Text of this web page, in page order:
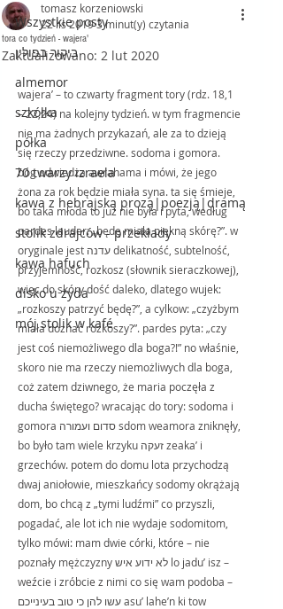
Wszystkie posty
ביקור בפולין
almemor
szkółka
półka
70 twarzy izraela
kawa z hebrajską prozą|poezją|dramą
stolik zdrajców - przekłady
kawa hafuch
disko u żyda
mój stolik w kafé
tora co tydzień - wajera'
tomasz korzeniowski
22 lis 20193 minut(y) czytania
Zaktualizowano: 2 lut 2020
wajera’ – to czwarty fragment tory (rdz. 18,1
– 22,24) na kolejny tydzień. w tym fragmencie
nie ma żadnych przykazań, ale za to dzieją
się rzeczy przedziwne. sodoma i gomora.
bóg odwiedza awrahama i mówi, że jego
żona za rok będzie miała syna. ta się śmieje,
bo taka młoda to już nie była i pyta, według
pardes lauder: „będę miała piękną skórę?”. w
oryginale jest עדנה delikatność, subtelność,
przyjemność, rozkosz (słownik sieraczkowej),
więc do skóry dość daleko, dlatego wujek:
„rozkoszy patrzyć będę?”, a cylkow: „czyżbym
miała doznać rozkoszy?”. pardes pyta: „czy
jest coś niemożliwego dla boga?!” no właśnie,
skoro nie ma rzeczy niemożliwych dla boga,
coż zatem dziwnego, że maria poczęła z
ducha świętego? wracając do tory: sodoma i
gomora סדום ועמורה sdom weamora zniknęły,
bo było tam wiele krzyku זעקה zeaka’ i
grzechów. potem do domu lota przychodzą
dwaj aniołowie, mieszkańcy sodomy okrążają
dom, bo chcą z „tymi ludźmi” co przyszli,
pogadać, ale lot ich nie wydaje sodomitom,
tylko mówi: mam dwie córki, które – nie
poznały mężczyzny לא ידוע איש lo jadu’ isz –
weźcie i zróbcie z nimi co się wam podoba –
עשו להן כי טוב בעינייכם asu’ lahe’n ki tow